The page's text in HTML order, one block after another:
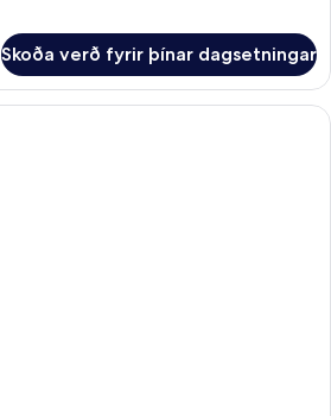
Skoða verð fyrir þínar dagsetningar